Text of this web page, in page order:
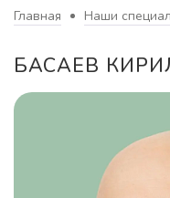
Главная Наши
БАСАЕВ